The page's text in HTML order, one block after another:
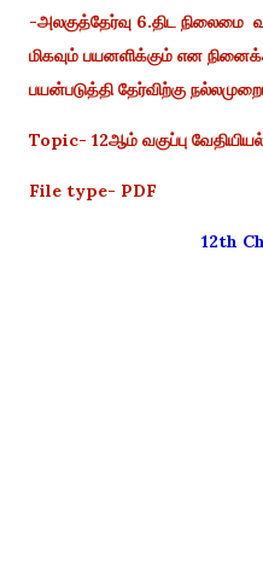
-அலகுத்தேர்வு 6.திட நிலைமை
மிகவும் பயனளிக்கும் என
பயன்படுத்தி தேர்விற்கு
Topic- 12ஆம் வகுப்பு
File type- PDF
12th